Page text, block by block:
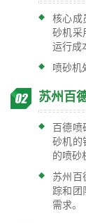
核心成
砂机采
运行成
喷砂机
苏州百
百德喷
砂机的
的喷砂
苏州百
踪和团
需求。